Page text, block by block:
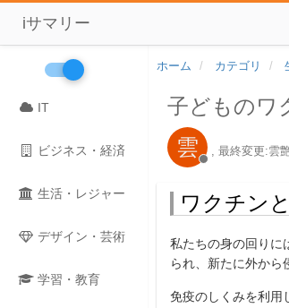
iサマリー
IT
ビジネス・経済
生活・レジャー
デザイン・芸術
学習・教育
ホーム カテゴリ
子どものワ
雲 , 最終変更:雲
ワクチン
私たちの身の回りに
られ、新たに外から
免疫のしくみを利用